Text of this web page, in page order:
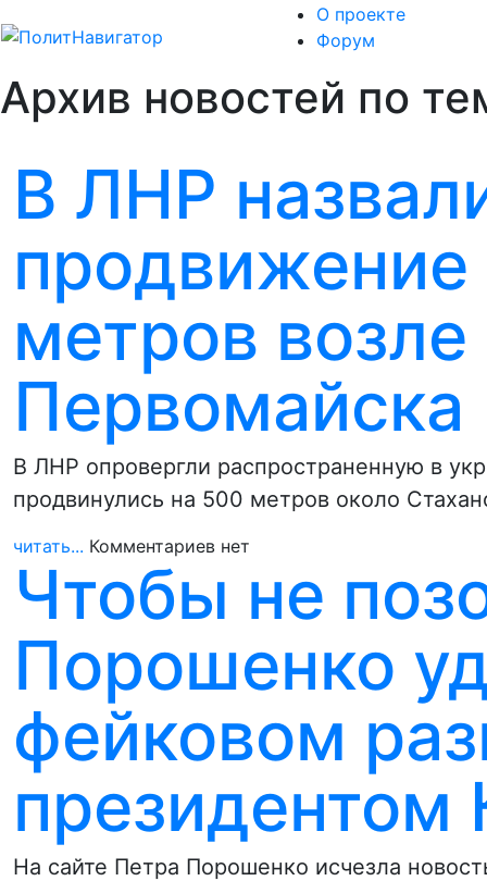
О проекте
Форум
Архив новостей по
В ЛНР
метров
Первомайска
В ЛНР опровергли распространенную в
продвинулись на 500 метров около
читать... Комментариев нет
Чтобы не
Порошенко
фейковом
президентом
На сайте Петра Порошенко исчезла